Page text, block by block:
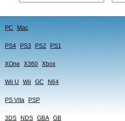
PC Mac
PS4 PS3 PS2 PS1
XOne X360 Xbox
Wii U Wii GC N64
PS Vita PSP
3DS NDS GBA GB